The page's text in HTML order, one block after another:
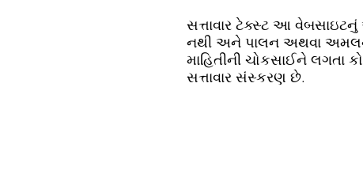
સત્તાવાર ટેક્સ્ટ આ
નથી અને પાલન અથવા
માહિતીની ચોકસાઈને લગતા
સત્તાવાર સંસ્કરણ છે.